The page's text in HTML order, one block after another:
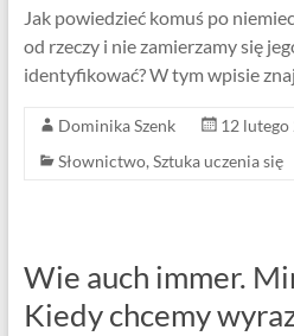
Jak powiedzieć komuś po
od rzeczy i nie zamierzamy się
identyfikować? W tym wpisie
Dominika Szenk
12 lutego
Słownictwo,Sztuka uczenia się
Wie auch immer.
Kiedy chcemy